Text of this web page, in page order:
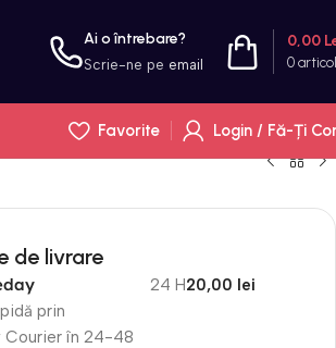
Ai o întrebare?
Scrie-ne pe email 0
0,00
Favorite
Login / Fă-Ți
de livrare
prin
Courier în 24-48
24 H20,00 lei